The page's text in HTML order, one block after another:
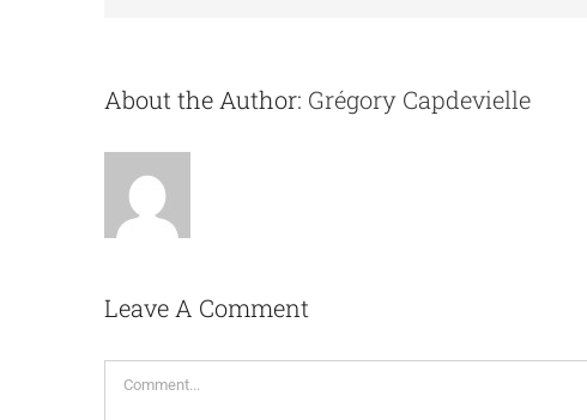
About the Author: Grégory Capdevielle
Leave A Comment